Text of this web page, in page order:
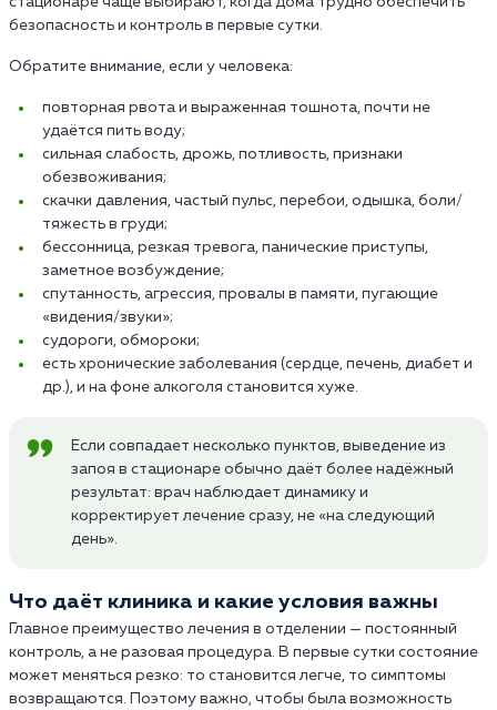
безопасность и контроль в первые сутки.
Обратите внимание, если у человека:
повторная рвота и выраженная тошнота, почти не
удаётся пить воду;
сильная слабость, дрожь, потливость, признаки
обезвоживания;
скачки давления, частый пульс, перебои, одышка, боли/
тяжесть в груди;
бессонница, резкая тревога, панические приступы,
заметное возбуждение;
спутанность, агрессия, провалы в памяти, пугающие
«видения/звуки»;
судороги, обмороки;
есть хронические заболевания (сердце, печень, диабет и
др.), и на фоне алкоголя становится хуже.
Если совпадает несколько пунктов, выведение из
запоя в стационаре обычно даёт более надёжный
результат: врач наблюдает динамику и
корректирует лечение сразу, не «на следующий
день».
Что даёт клиника и какие условия важны
Главное преимущество лечения в отделении — постоянный
контроль, а не разовая процедура. В первые сутки состояние
может меняться резко: то становится легче, то симптомы
возвращаются. Поэтому важно, чтобы была возможность